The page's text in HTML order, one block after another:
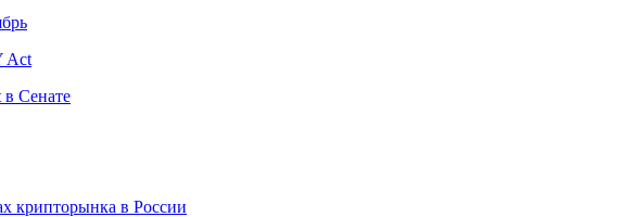
Act
Сенате
крипторынка в России